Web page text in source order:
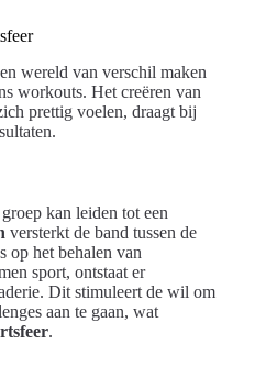
wereld van verschil maken
workouts. Het creëren van
prettig voelen, draagt bij
kan leiden tot een
versterkt de band tussen de
op het behalen van
sport, ontstaat er
Dit stimuleert de wil om
aan te gaan, wat
.